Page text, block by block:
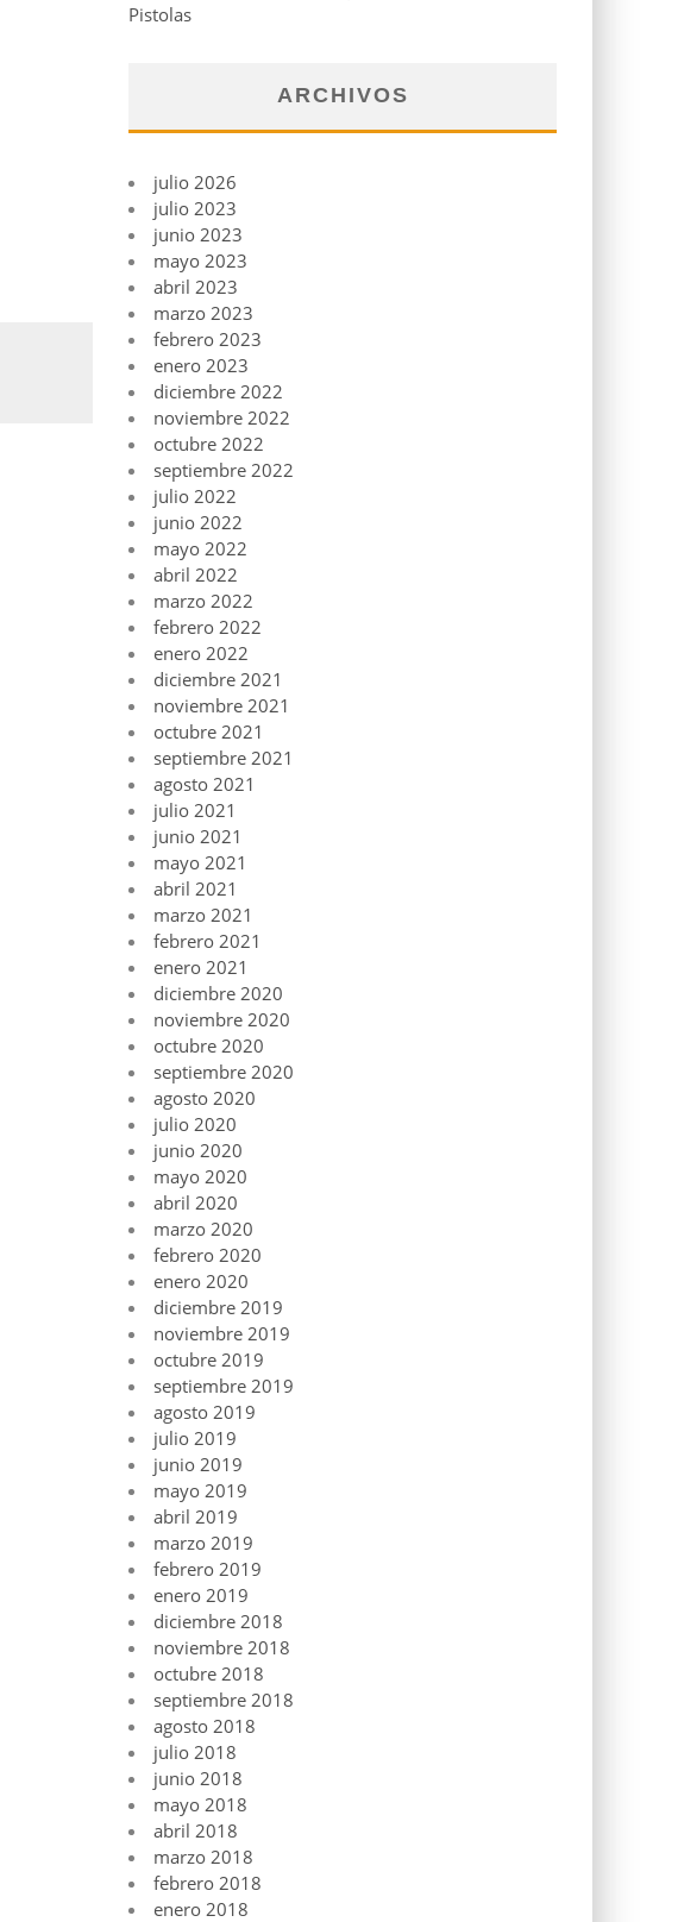
Pistolas
ARCHIVOS
julio 2026
julio 2023
junio 2023
mayo 2023
abril 2023
marzo 2023
febrero 2023
enero 2023
diciembre 2022
noviembre 2022
octubre 2022
septiembre 2022
julio 2022
junio 2022
mayo 2022
abril 2022
marzo 2022
febrero 2022
enero 2022
diciembre 2021
noviembre 2021
octubre 2021
septiembre 2021
agosto 2021
julio 2021
junio 2021
mayo 2021
abril 2021
marzo 2021
febrero 2021
enero 2021
diciembre 2020
noviembre 2020
octubre 2020
septiembre 2020
agosto 2020
julio 2020
junio 2020
mayo 2020
abril 2020
marzo 2020
febrero 2020
enero 2020
diciembre 2019
noviembre 2019
octubre 2019
septiembre 2019
agosto 2019
julio 2019
junio 2019
mayo 2019
abril 2019
marzo 2019
febrero 2019
enero 2019
diciembre 2018
noviembre 2018
octubre 2018
septiembre 2018
agosto 2018
julio 2018
junio 2018
mayo 2018
abril 2018
marzo 2018
febrero 2018
enero 2018